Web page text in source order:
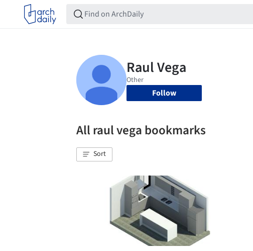
Follow
All raul vega bookmarks
Sort